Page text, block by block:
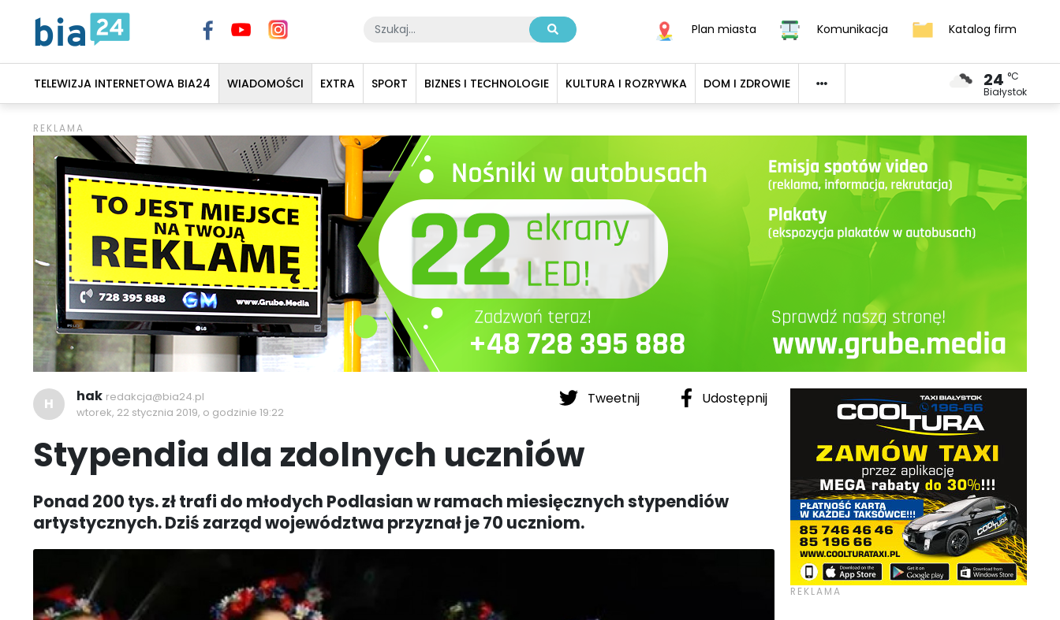
Plan miasta Komunikacja Katalog firm
TELEWIZJA INTERNETOWA BIA24 WIADOMOŚCI EXTRA SPORT BIZNES I TECHNOLOGIE KULTURA I ROZRYWKA DOM I ZDROWIE 24 °C
Białystok
Tweetnij Udostępnij
H hak redakcja@bia24.pl
wtorek, 22 stycznia 2019, o godzinie 19:22
Stypendia dla zdolnych uczniów
Ponad 200 tys. zł trafi do młodych Podlasian w ramach miesięcznych stypendiów
artystycznych. Dziś zarząd województwa przyznał je 70 uczniom.